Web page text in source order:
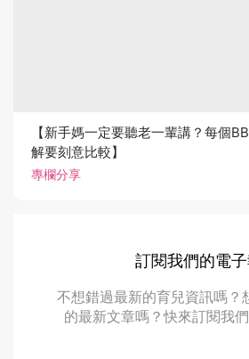
專欄分享
【新手媽一定要聽老一輩講？每個
解要刻意比較】
訂閱我們的電子
不想錯過最新的育兒資訊嗎？
的最新文章嗎？快來訂閱我